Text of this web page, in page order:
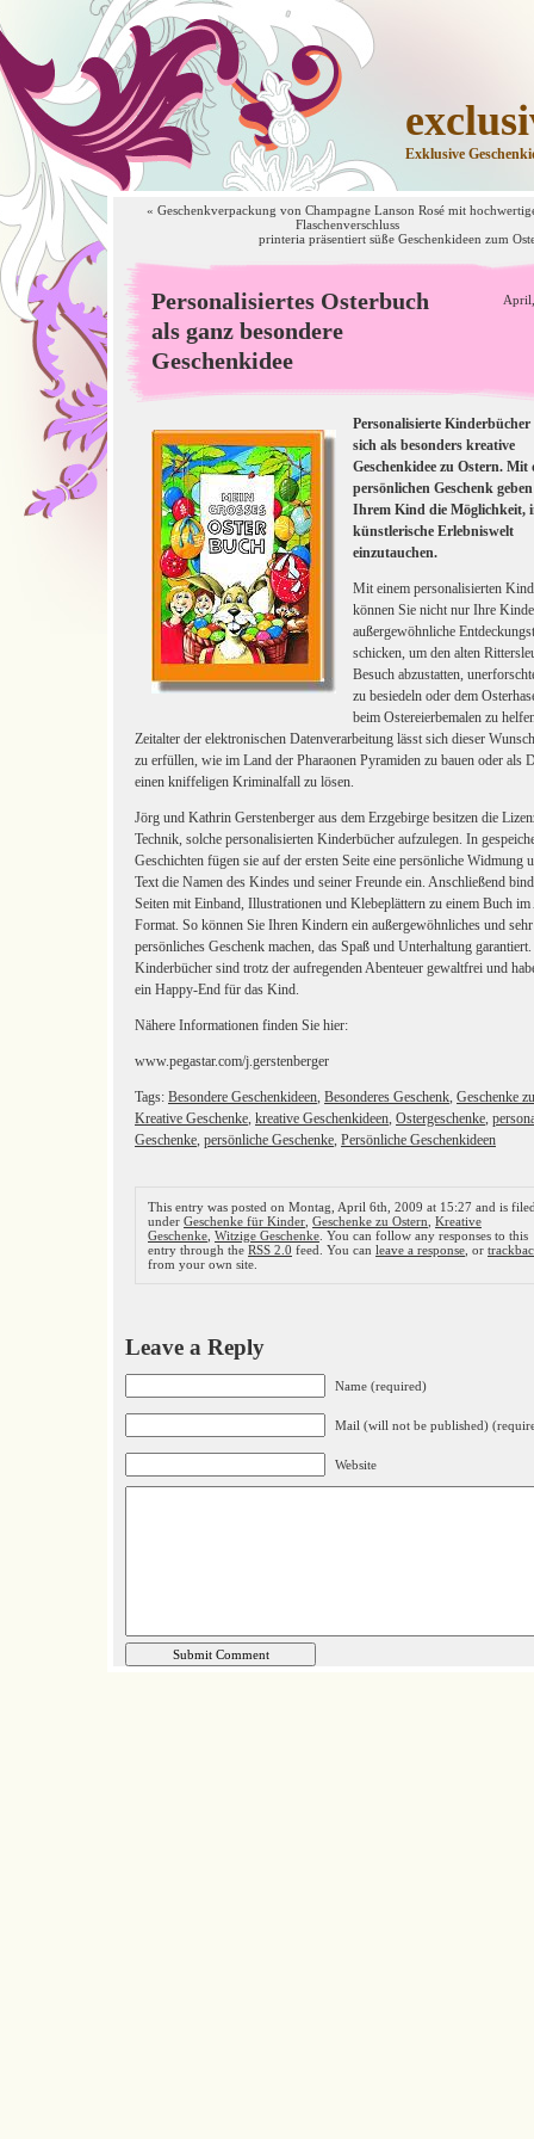
Exklusive
« Geschenkverpackung von Champagne Lanson Rosé mit
Flaschenverschluss
printeria präsentiert süße Geschenkideen zum
Personalisiertes Osterbuch
als ganz besondere
Geschenkidee
Personalisierte Kinderbücher
sich als besonders kreative
Geschenkidee zu Ostern. Mit
persönlichen Geschenk
Ihrem Kind die Möglichkeit,
künstlerische Erlebniswelt
einzutauchen.
Mit einem personalisierten
können Sie nicht nur Ihre
außergewöhnliche
schicken, um den alten
Besuch abzustatten,
zu besiedeln oder dem
beim Ostereierbemalen zu
Zeitalter der elektronischen Datenverarbeitung lässt sich dieser
zu erfüllen, wie im Land der Pharaonen Pyramiden zu bauen oder als
einen kniffeligen Kriminalfall zu lösen.
Jörg und Kathrin Gerstenberger aus dem Erzgebirge besitzen die
Technik, solche personalisierten Kinderbücher aufzulegen. In
Geschichten fügen sie auf der ersten Seite eine persönliche Widmung
Text die Namen des Kindes und seiner Freunde ein. Anschließend
Seiten mit Einband, Illustrationen und Klebeplättern zu einem Buch
Format. So können Sie Ihren Kindern ein außergewöhnliches und sehr
persönliches Geschenk machen, das Spaß und Unterhaltung
Kinderbücher sind trotz der aufregenden Abenteuer gewaltfrei und
ein Happy-End für das Kind.
Nähere Informationen finden Sie hier:
www.pegastar.com/j.gerstenberger
Tags: Besondere Geschenkideen, Besonderes Geschenk, Geschenke
Kreative Geschenke, kreative Geschenkideen, Ostergeschenke,
Geschenke, persönliche Geschenke, Persönliche Geschenkideen
This entry was posted on Montag, April 6th, 2009 at 15:27 and is
under Geschenke für Kinder Geschenke zu Ostern Kreative
Geschenke Witzige Geschenke . You can follow any responses to this
entry through the RSS 2.0 feed. You can leave a response , or
from your own site.
Leave a Reply
Name (required)
Mail (will not be published)
Website